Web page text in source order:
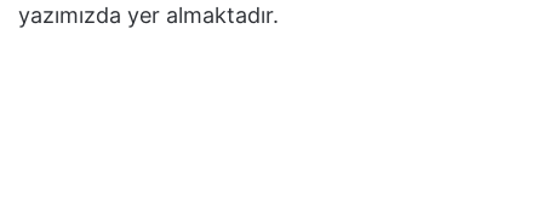
yazımızda yer almaktadır.